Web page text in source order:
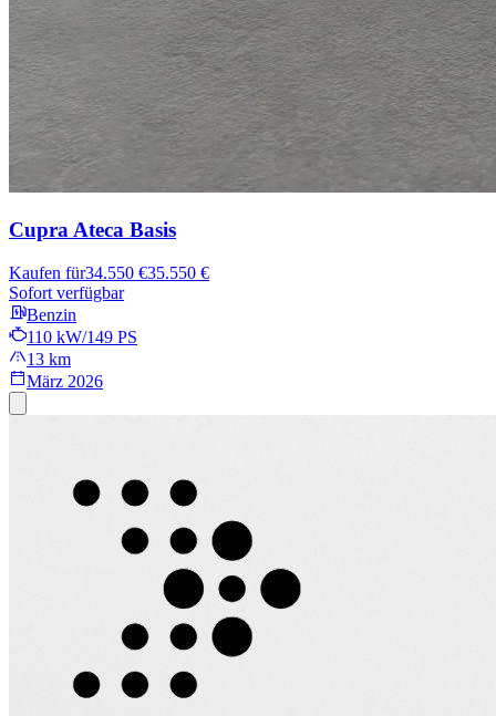
Cupra Ateca Basis
Kaufen für34.550 €35.550 €
Sofort verfügbar
Benzin
110 kW/149 PS
13 km
März 2026